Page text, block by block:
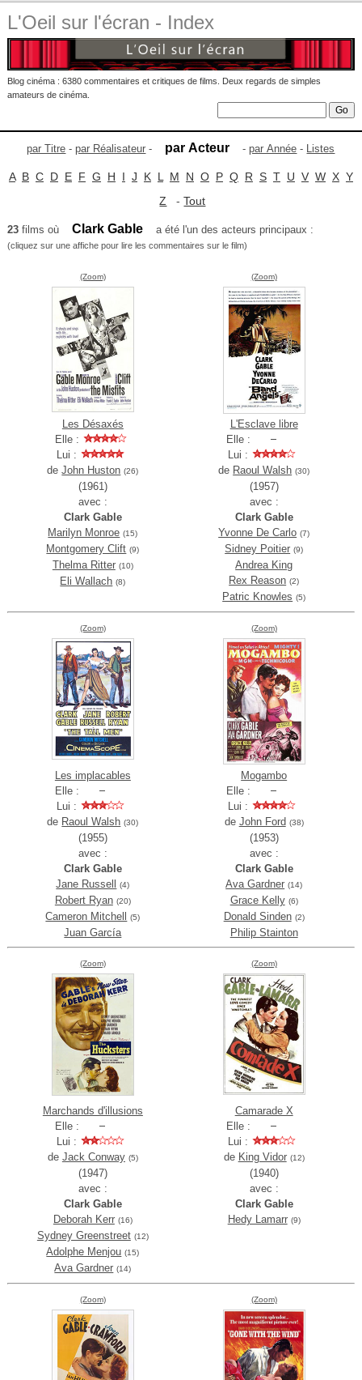
L'Oeil sur l'écran - Index
Blog cinéma : 6380 commentaires et critiques de films. Deux regards de simples
amateurs de cinéma.
par Titre -par Réalisateur - par Acteur -par Année - Listes
A B C D E F G H I J K L M N O P Q R S T U V W X Y
Z -Tout
23films où Clark Gable a été l'un des acteurs principaux :
(cliquez sur une affiche pour lire les commentaires sur le film)
(Zoom)
Les Désaxés
Elle :
Lui :
deJohn Huston (26)
(1961)
avec :
Clark Gable
Marilyn Monroe (15)
Montgomery Clift (9)
Thelma Ritter (10)
Eli Wallach (8)
(Zoom)
L'Esclave libre
Elle :
Lui :
de Raoul Walsh (30)
(1957)
avec :
Clark Gable
Yvonne De Carlo (7)
Sidney Poitier (9)
Andrea King
Rex Reason (2)
Patric Knowles (5)
(Zoom)
Les implacables
Elle :
Lui :
de Raoul Walsh (30)
(1955)
avec :
Clark Gable
Jane Russell
(4)
Robert Ryan (20)
Cameron Mitchell (5)
Juan García
(Zoom)
Mogambo
Elle :
Lui :
de John Ford (38)
(1953)
avec :
Clark Gable
Ava Gardner (14)
Grace Kelly (6)
Donald Sinden (2)
Philip Stainton
(Zoom)
Marchands d'illusions
Elle :
Lui :
de Jack Conway (5)
(1947)
avec :
Clark Gable
Deborah Kerr (16)
Sydney Greenstreet (12)
Adolphe Menjou (15)
Ava Gardner (14)
(Zoom)
Camarade X
Elle :
Lui :
de King Vidor (12)
(1940)
avec :
Clark Gable
Hedy Lamarr (9)
(Zoom) (Zoom)